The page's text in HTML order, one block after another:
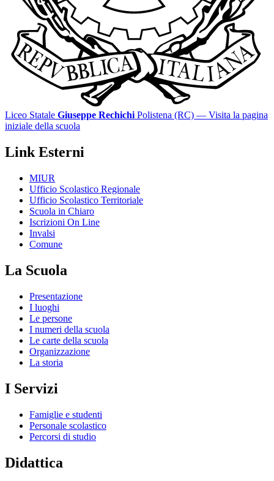
Liceo Statale Giuseppe Rechichi Polistena (RC) — Visita la pagina
iniziale della scuola
Link Esterni
MIUR
Ufficio Scolastico Regionale
Ufficio Scolastico Territoriale
Scuola in Chiaro
Iscrizioni On Line
Invalsi
Comune
La Scuola
Presentazione
I luoghi
Le persone
I numeri della scuola
Le carte della scuola
Organizzazione
La storia
I Servizi
Famiglie e studenti
Personale scolastico
Percorsi di studio
Didattica